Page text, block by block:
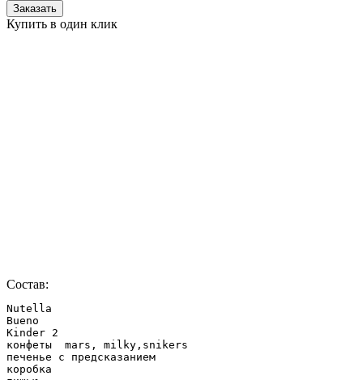
Заказать
Купить в один клик
Состав:
Nutella
Bueno
Kinder 2
конфеты  mars, milky,snikers
печенье с предсказанием
коробка